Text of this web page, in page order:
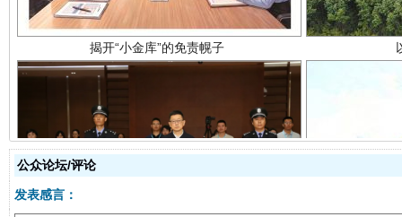
受贿1.44亿！段成刚被判无期
公众论坛/评论
发表感言：